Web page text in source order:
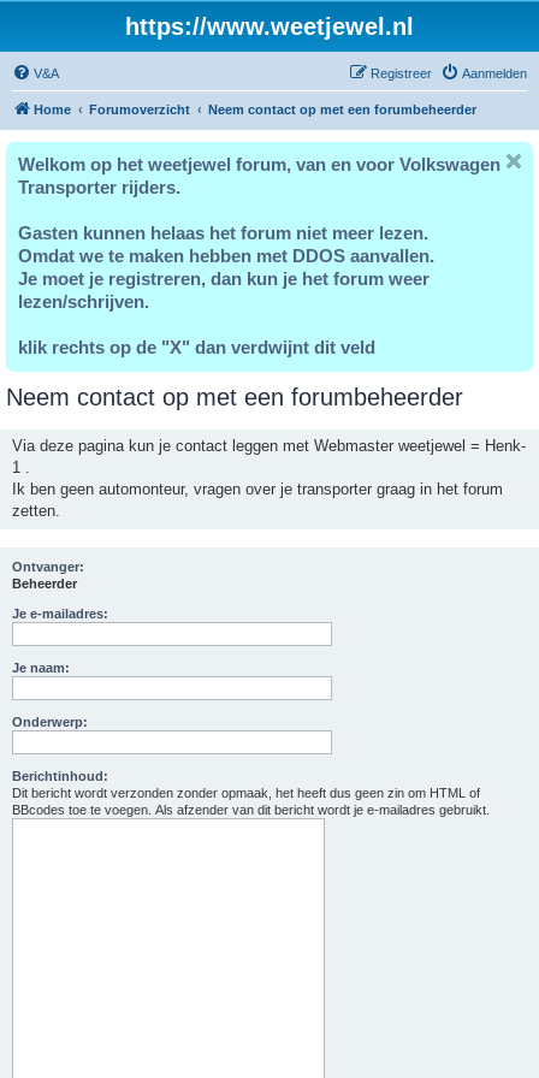
https://www.weetjewel.nl
V&A Aanmelden
Registreer
Home Forumoverzicht Neem contact op met een forumbeheerder
Welkom op het weetjewel forum, van en voor Volkswagen
Transporter rijders.
Gasten kunnen helaas het forum niet meer lezen.
Omdat we te maken hebben met DDOS aanvallen.
Je moet je registreren, dan kun je het forum weer
lezen/schrijven.
klik rechts op de "X" dan verdwijnt dit veld
Neem contact op met een forumbeheerder
Via deze pagina kun je contact leggen met Webmaster weetjewel = Henk-
1 .
Ik ben geen automonteur, vragen over je transporter graag in het forum
zetten.
Ontvanger:
Beheerder
Je e-mailadres:
Je naam:
Onderwerp:
Berichtinhoud:
Dit bericht wordt verzonden zonder opmaak, het heeft dus geen zin om HTML of
BBcodes toe te voegen. Als afzender van dit bericht wordt je e-mailadres gebruikt.